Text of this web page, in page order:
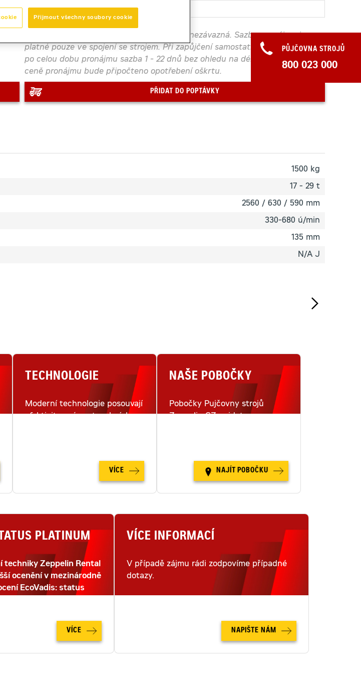
PŮJČOVNA STROJŮ
800 023 000
Zobrazená cena je orientační. Poptávka je nezávazná. Sazby pronájmu jsou
platné pouze ve spojení se strojem. Při zapůjčení samostatně bude účtována
po celou dobu pronájmu sazba 1 - 22 dnů bez ohledu na délku pronájmu. K
ceně pronájmu bude připočteno opotřebení oškrtu.
PŘIDAT DO POPTÁVKY
1500 kg
17 - 29 t
2560 / 630 / 590 mm
330-680 ú/min
135 mm
N/A J
TECHNOLOGIE
Moderní technologie posouvají
efektivitu práce stavebních
VÍCE
NAŠE POBOČKY
Pobočky Pujčovny strojů
Zeppelin CZ najdete na
NAJÍT POBOČKU
PLATINUM
techniky Zeppelin Rental
ocenění v mezinárodně
EcoVadis: status
VÍCE
VÍCE INFORMACÍ
V případě zájmu rádi zodpovíme případné
dotazy.
NAPIŠTE NÁM
Přijmout všechny soubory cookie